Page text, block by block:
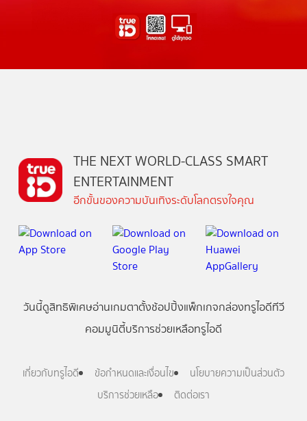
THE NEXT WORLD-CLASS SMART
ENTERTAINMENT
อีกขั้นของความบันเทิงระดับโลกตรงใจคุณ
วันนี้ดูสิทธิพิเศษอ่านเกมตาตั้งช้อปปิ้งแพ็กเกจกล่องทรูไอดีทีวี
คอมมูนิตี้บริการช่วยเหลือทรูไอดี
เกี่ยวกับทรูไอดี ข้อกำหนดและเงื่อนไข
นโยบายความเป็นส่วนตัว
บริการช่วยเหลือ
ติดต่อเรา